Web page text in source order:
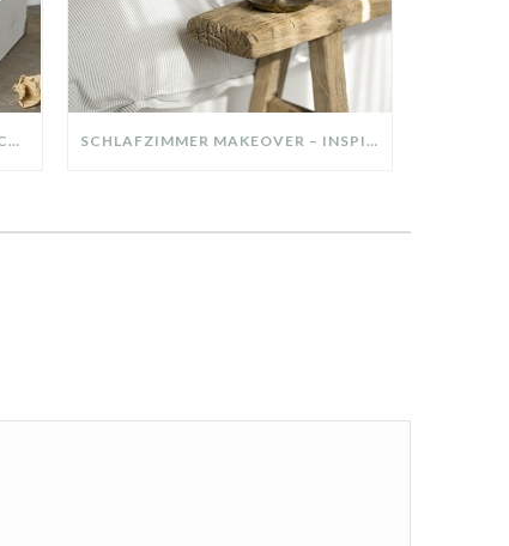
DIY-DEKO-TABLETT AUS ALTER SCHUBLADE – NACHHALTIGE HERBSTDEKO SELBER MACHEN! SCHLAFZIMMER MAKEOVER – INSPIRATION FÜR DEIN SCHLAFZIMMER: AUS ALT MACH NEU – HELL, GEMÜTLICH UND EINLADEND